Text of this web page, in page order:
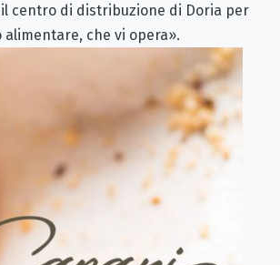
centro di distribuzione di Doria per
che vi opera».